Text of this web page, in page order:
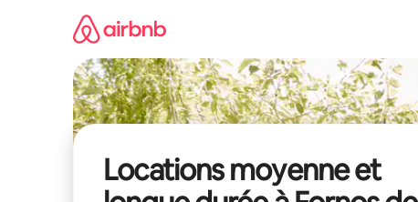
Locations moyenne et